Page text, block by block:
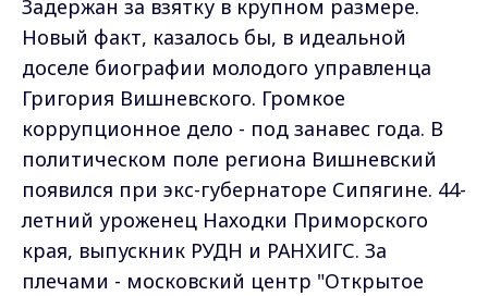
Задержан за взятку в крупном размере.
Новый факт, казалось бы, в идеальной
доселе биографии молодого управленца
Григория Вишневского. Громкое
коррупционное дело - под занавес года. В
политическом поле региона Вишневский
появился при экс-губернаторе Сипягине. 44-
летний уроженец Находки Приморского
края, выпускник РУДН и РАНХИГС. За
плечами - московский центр "Открытое